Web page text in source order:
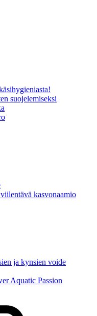
suojelemiseksi
kasvonaamio
ja kynsien voide
Aquatic Passion